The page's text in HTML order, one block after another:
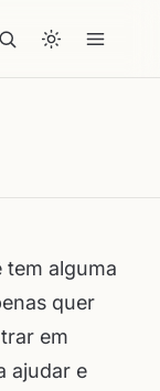
tem alguma
quer
em
ajudar e